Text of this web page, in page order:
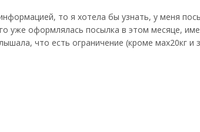
то я хотела бы узнать, у меня
уже оформлялась посылка в этом месяце,
что есть ограничение (кроме мах20кг